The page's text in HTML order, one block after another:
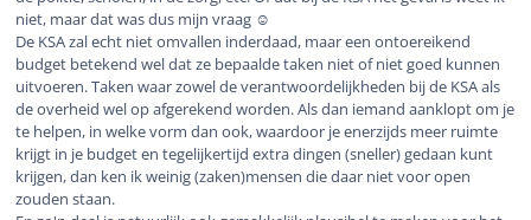
niet, maar dat was dus mijn vraag ☺️
De KSA zal echt niet omvallen inderdaad, maar een ontoereikend
budget betekend wel dat ze bepaalde taken niet of niet goed kunnen
uitvoeren. Taken waar zowel de verantwoordelijkheden bij de KSA als
de overheid wel op afgerekend worden. Als dan iemand aanklopt om je
te helpen, in welke vorm dan ook, waardoor je enerzijds meer ruimte
krijgt in je budget en tegelijkertijd extra dingen (sneller) gedaan kunt
krijgen, dan ken ik weinig (zaken)mensen die daar niet voor open
zouden staan.